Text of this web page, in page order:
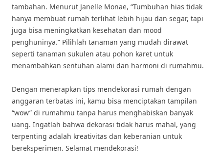
tambahan. Menurut Janelle Monae, “Tumbuhan hias tidak
hanya membuat rumah terlihat lebih hijau dan segar, tapi
juga bisa meningkatkan kesehatan dan mood
penghuninya.” Pilihlah tanaman yang mudah dirawat
seperti tanaman sukulen atau pohon karet untuk
menambahkan sentuhan alami dan harmoni di rumahmu.
Dengan menerapkan tips mendekorasi rumah dengan
anggaran terbatas ini, kamu bisa menciptakan tampilan
“wow” di rumahmu tanpa harus menghabiskan banyak
uang. Ingatlah bahwa dekorasi tidak harus mahal, yang
terpenting adalah kreativitas dan keberanian untuk
bereksperimen. Selamat mendekorasi!